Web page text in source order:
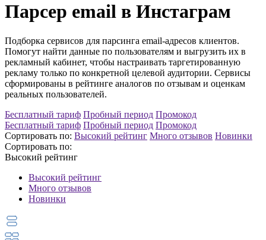
Парсер email в Инстаграм
Подборка сервисов для парсинга email-адресов клиентов.
Помогут найти данные по пользователям и выгрузить их в
рекламный кабинет, чтобы настраивать таргетированную
рекламу только по конкретной целевой аудитории. Сервисы
сформированы в рейтинге аналогов по отзывам и оценкам
реальных пользователей.
Бесплатный тариф Пробный период Промокод
Бесплатный тариф Пробный период Промокод
Сортировать по: Высокий рейтинг Много отзывов Новинки
Сортировать по:
Высокий рейтинг
Высокий рейтинг
Много отзывов
Новинки